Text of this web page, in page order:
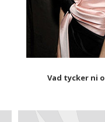
Vad tycker ni